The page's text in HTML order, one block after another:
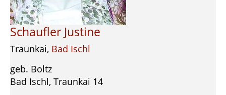
Schaufler Justine
Traunkai, Bad Ischl
geb. Boltz
Bad Ischl, Traunkai 14